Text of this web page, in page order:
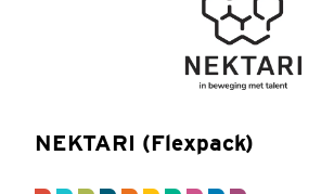
NEKTARI (Flexpack)